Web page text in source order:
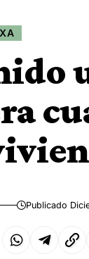
Publicado